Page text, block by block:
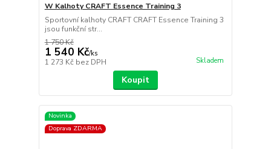
W Kalhoty CRAFT Essence Training 3
Sportovní kalhoty CRAFT CRAFT Essence Training 3
jsou funkční str...
1 750 Kč
1 540 Kč/ks
1 273 Kč bez DPH Skladem
Koupit
Novinka
Doprava ZDARMA